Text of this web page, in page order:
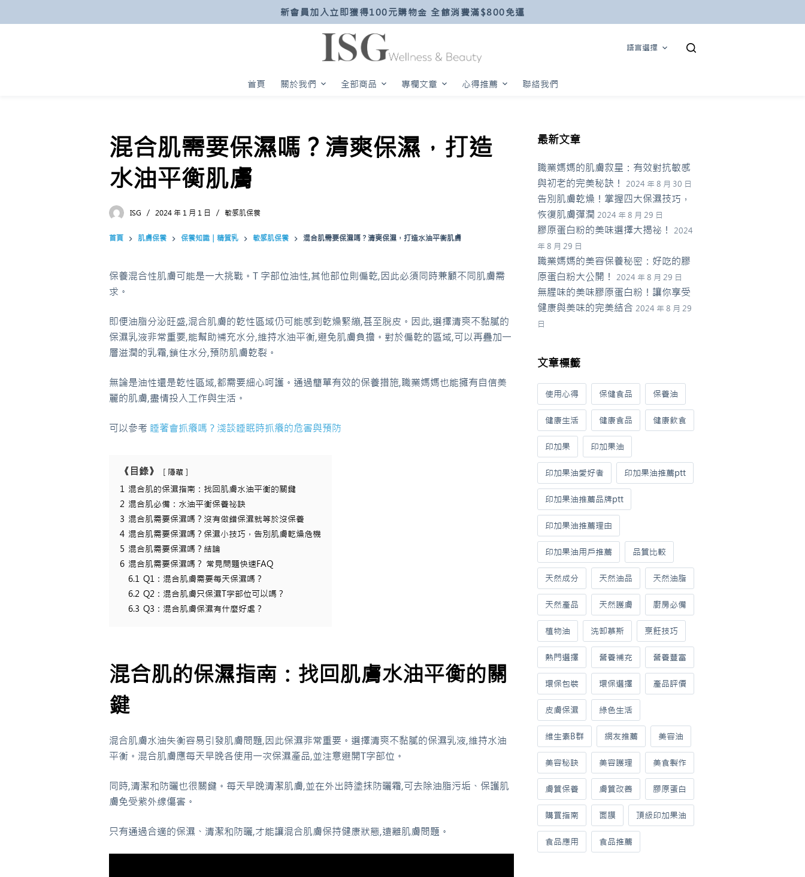
新會員加入立即獲得100元購物金 全館消費滿$800免運
語言選擇
首頁 關於我們 全部商品 專欄文章 心得推薦 聯絡我們
混合肌需要保濕嗎？清爽保濕，打造
水油平衡肌膚
ISG 2024 年 1 月 1 日 敏感肌保養
首頁 肌膚保養 保養知識｜精質乳 敏感肌保養 混合肌需要保濕嗎？清爽保濕，打造水油平衡肌膚
保養混合性肌膚可能是一大挑戰。T 字部位油性,其他部位則偏乾,因此必須同時兼顧不同肌膚需
求。
即便油脂分泌旺盛,混合肌膚的乾性區域仍可能感到乾燥緊繃,甚至脫皮。因此,選擇清爽不黏膩的
保濕乳液非常重要,能幫助補充水分,維持水油平衡,避免肌膚負擔。對於偏乾的區域,可以再疊加一
層滋潤的乳霜,鎖住水分,預防肌膚乾裂。
無論是油性還是乾性區域,都需要細心呵護。通過簡單有效的保養措施,職業媽媽也能擁有自信美
麗的肌膚,盡情投入工作與生活。
可以參考 睡著會抓癢嗎？淺談睡眠時抓癢的危害與預防
《目錄》 隱藏
1 混合肌的保濕指南：找回肌膚水油平衡的關鍵
2 混合肌必備：水油平衡保養祕訣
3 混合肌需要保濕嗎？沒有做錯保濕就等於沒保養
4 混合肌需要保濕嗎？保濕小技巧，告別肌膚乾燥危機
5 混合肌需要保濕嗎？結論
6 混合肌需要保濕嗎？ 常見問題快速FAQ
6.1 Q1：混合肌膚需要每天保濕嗎？
6.2 Q2：混合肌膚只保濕T字部位可以嗎？
6.3 Q3：混合肌膚保濕有什麼好處？
混合肌的保濕指南：找回肌膚水油平衡的關
鍵
混合肌膚水油失衡容易引發肌膚問題,因此保濕非常重要。選擇清爽不黏膩的保濕乳液,維持水油
平衡。混合肌膚應每天早晚各使用一次保濕產品,並注意避開T字部位。
同時,清潔和防曬也很關鍵。每天早晚清潔肌膚,並在外出時塗抹防曬霜,可去除油脂污垢、保護肌
膚免受紫外線傷害。
只有通過合適的保濕、清潔和防曬,才能讓混合肌膚保持健康狀態,遠離肌膚問題。
最新文章
職業媽媽的肌膚救星：有效對抗敏感
與初老的完美秘訣！
2024 年 8 月 30 日
告別肌膚乾燥！掌握四大保濕技巧，
恢復肌膚彈潤 2024 年 8 月 29 日
膠原蛋白粉的美味選擇大揭祕！
2024
年 8 月 29 日
職業媽媽的美容保養秘密：好吃的膠
原蛋白粉大公開！
2024 年 8 月 29 日
無腥味的美味膠原蛋白粉！讓你享受
健康與美味的完美結合 2024 年 8 月 29
日
文章標籤
使用心得 保健食品 保養油
健康生活 健康食品 健康飲食
印加果 印加果油
印加果油愛好者 印加果油推薦ptt
印加果油推薦品牌ptt
印加果油推薦理由
印加果油用戶推薦 品質比較
天然成分 天然油品 天然油脂
天然產品 天然護膚 廚房必備
植物油 洗卸慕斯 烹飪技巧
熱門選擇 營養補充 營養豐富
環保包裝 環保選擇 產品評價
皮膚保濕 綠色生活
維生素B群 網友推薦 美容油
美容秘訣 美容護理 美食製作
膚質保養 膚質改善 膠原蛋白
購買指南 面膜 頂級印加果油
食品應用 食品推薦